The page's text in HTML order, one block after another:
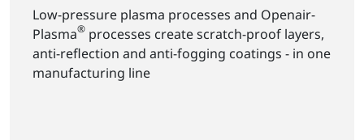
Low-pressure plasma processes and Openair-
Plasma® processes create scratch-proof layers,
anti-reflection and anti-fogging coatings - in one
manufacturing line